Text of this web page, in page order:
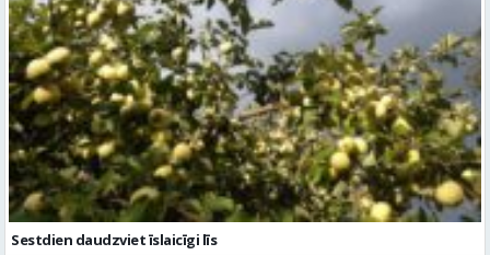
Sestdien daudzviet īslaicīgi līs